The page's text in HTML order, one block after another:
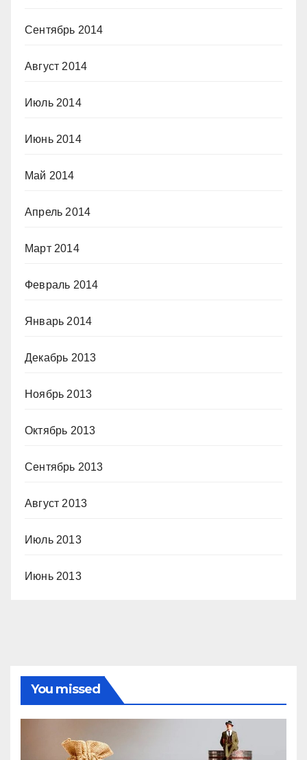
Сентябрь 2014
Август 2014
Июль 2014
Июнь 2014
Май 2014
Апрель 2014
Март 2014
Февраль 2014
Январь 2014
Декабрь 2013
Ноябрь 2013
Октябрь 2013
Сентябрь 2013
Август 2013
Июль 2013
Июнь 2013
You missed